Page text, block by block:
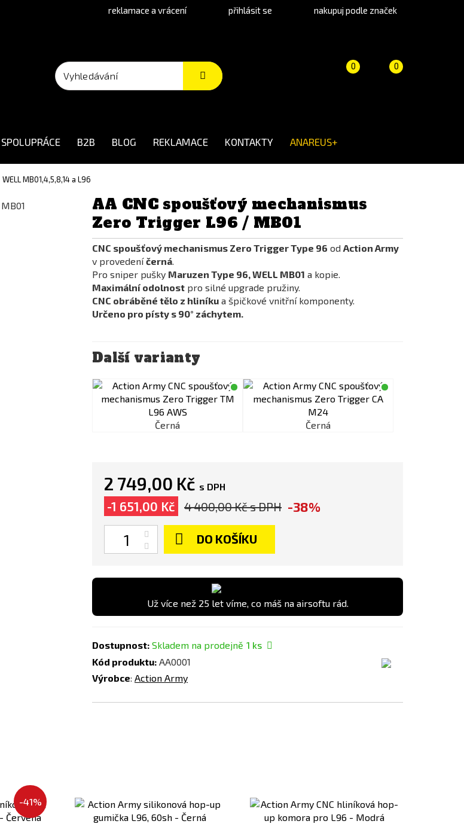
reklamace a vrácení přihlásit se nakupuj podle značek
Košík 0
(prázdný)
Porovnání
0
SPOLUPRÁCE B2B BLOG REKLAMACE KONTAKTY ANAREUS+
WELL MB01,4,5,8,14 a L96
AA CNC spoušťový mechanismus
Zero Trigger L96 / MB01
CNC spoušťový mechanismus Zero Trigger Type 96 od Action Army
v provedeníčerná.
Pro sniper pušky Maruzen Type 96, WELL MB01 a kopie.
Maximální odolnost pro silné upgrade pružiny.
CNC obráběné tělo z hliníku a špičkové vnitřní komponenty.
Určeno pro písty s 90° záchytem.
Další varianty
Černá Černá
2 749,00 Kč s DPH
-1 651,00 Kč 4 400,00 Kčs DPH -38%
DO KOŠÍKU
Už více než 25 let víme, co máš na airsoftu rád.
Dostupnost: Skladem na prodejně 1 ks
Kód produktu: AA0001
Výrobce: Action Army
-41%
Přidat
k
k
porovnání
k